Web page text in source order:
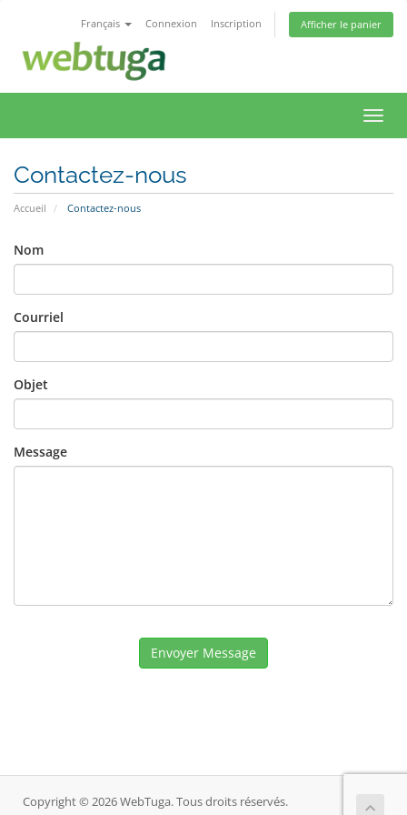
Français Connexion Inscription Afficher le panier
la
Contactez-nous
Accueil Contactez-nous
Nom
Courriel
Objet
Message
Envoyer Message
Copyright © 2026 WebTuga. Tous droits réservés.